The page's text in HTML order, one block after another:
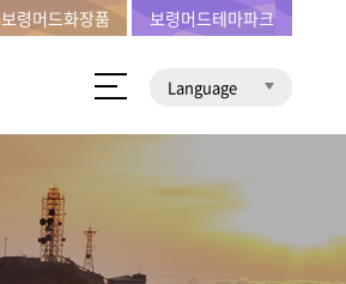
Language
보령머드화장품 보령머드테마파크